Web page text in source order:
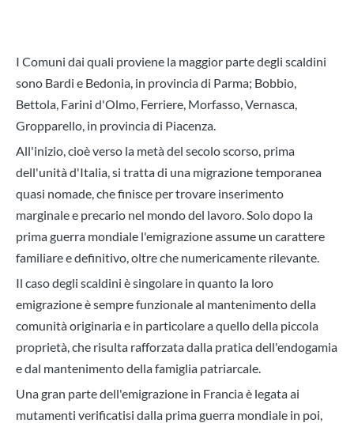
I Comuni dai quali proviene la maggior parte degli scaldini
sono Bardi e Bedonia, in provincia di Parma; Bobbio,
Bettola, Farini d'Olmo, Ferriere, Morfasso, Vernasca,
Gropparello, in provincia di Piacenza.
All'inizio, cioè verso la metà del secolo scorso, prima
dell'unità d'Italia, si tratta di una migrazione temporanea
quasi nomade, che finisce per trovare inserimento
marginale e precario nel mondo del lavoro. Solo dopo la
prima guerra mondiale l'emigrazione assume un carattere
familiare e definitivo, oltre che numericamente rilevante.
Il caso degli scaldini è singolare in quanto la loro
emigrazione è sempre funzionale al mantenimento della
comunità originaria e in particolare a quello della piccola
proprietà, che risulta rafforzata dalla pratica dell'endogamia
e dal mantenimento della famiglia patriarcale.
Una gran parte dell'emigrazione in Francia è legata ai
mutamenti verificatisi dalla prima guerra mondiale in poi,